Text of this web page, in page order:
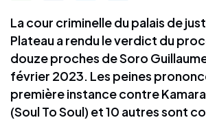
La cour criminelle du palais de
Plateau a rendu le verdict du
douze proches de Soro
février 2023. Les peines
première instance contre
(Soul To Soul) et 10 autres sont